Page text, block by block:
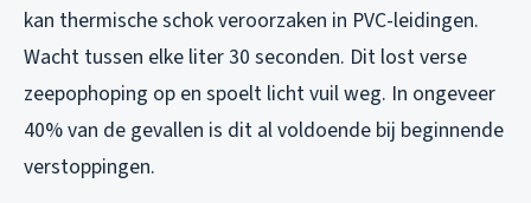
kan thermische schok veroorzaken in PVC-leidingen.
Wacht tussen elke liter 30 seconden. Dit lost verse
zeepophoping op en spoelt licht vuil weg. In ongeveer
40% van de gevallen is dit al voldoende bij beginnende
verstoppingen.